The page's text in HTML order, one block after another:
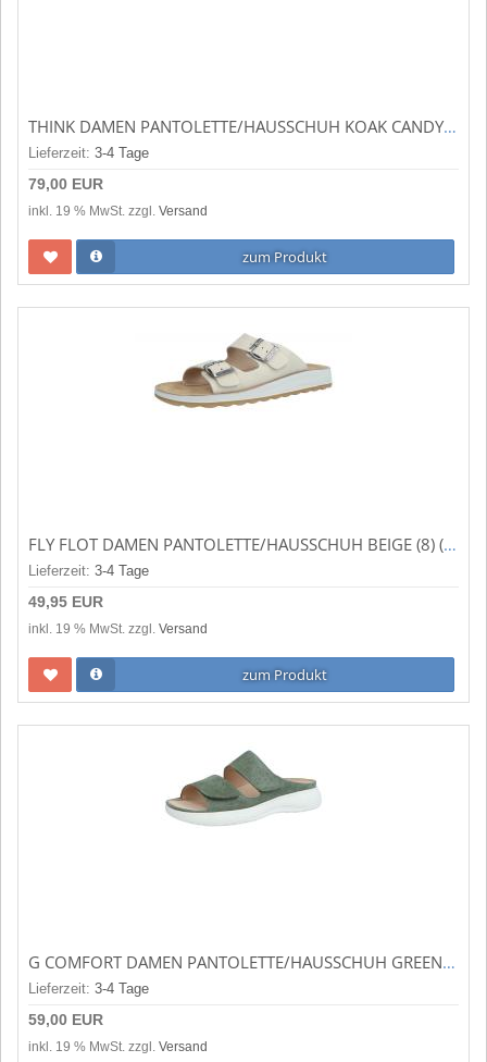
THINK DAMEN PANTOLETTE/HAUSSCHUH KOAK CANDY (MEHRFARBIG) 3-000558-9050
Lieferzeit: 3-4 Tage
79,00 EUR
inkl. 19 % MwSt. zzgl. Versand
zum Produkt
FLY FLOT DAMEN PANTOLETTE/HAUSSCHUH BEIGE (8) (BEIGE) 700493-08
Lieferzeit: 3-4 Tage
49,95 EUR
inkl. 19 % MwSt. zzgl. Versand
zum Produkt
G COMFORT DAMEN PANTOLETTE/HAUSSCHUH GREEN (GRÜN) S-8622
Lieferzeit: 3-4 Tage
59,00 EUR
inkl. 19 % MwSt. zzgl. Versand